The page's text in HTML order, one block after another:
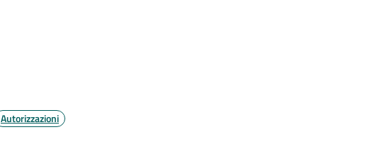
Autorizzazioni